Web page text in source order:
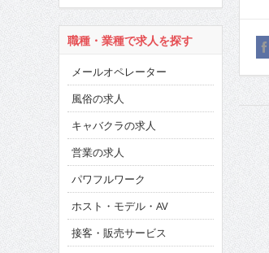
職種・業種で求人を探す
メールオペレーター
風俗の求人
キャバクラの求人
営業の求人
パワフルワーク
ホスト・モデル・AV
接客・販売サービス